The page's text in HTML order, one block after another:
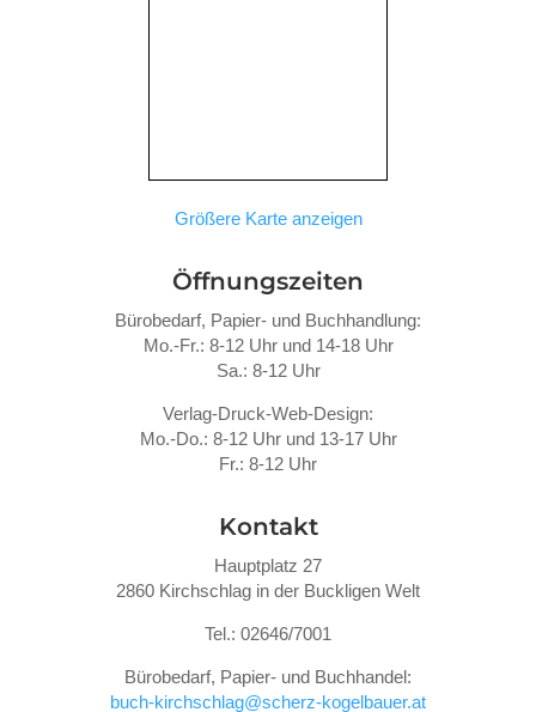
Größere Karte anzeigen
Öffnungszeiten
Bürobedarf, Papier- und Buchhandlung:
Mo.-Fr.: 8-12 Uhr und 14-18 Uhr
Sa.: 8-12 Uhr
Verlag-Druck-Web-Design:
Mo.-Do.: 8-12 Uhr und 13-17 Uhr
Fr.: 8-12 Uhr
Kontakt
Hauptplatz 27
2860 Kirchschlag in der Buckligen Welt
Tel.: 02646/7001
Bürobedarf, Papier- und Buchhandel:
buch-kirchschlag@scherz-kogelbauer.at